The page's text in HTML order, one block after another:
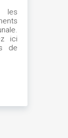
les
ici
de